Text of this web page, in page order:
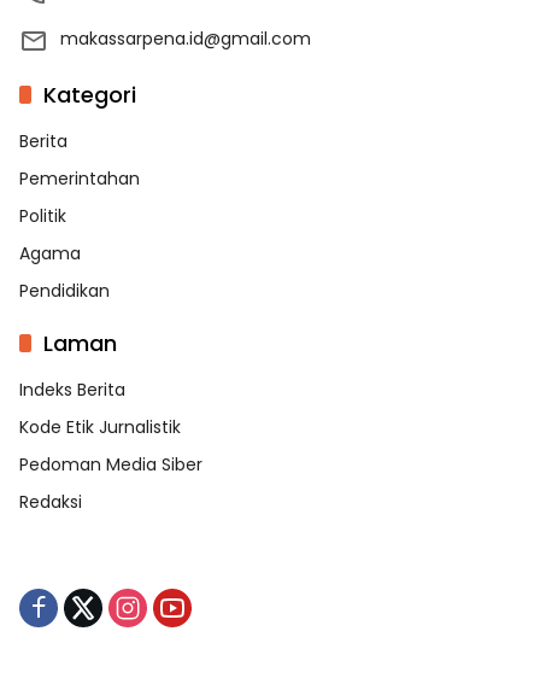
makassarpena.id@gmail.com
Kategori
Berita
Pemerintahan
Politik
Agama
Pendidikan
Laman
Indeks Berita
Kode Etik Jurnalistik
Pedoman Media Siber
Redaksi